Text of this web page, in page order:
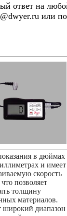
ответ на
или по
в дюймах
и имеет
скорость
что позволяет
толщину
материалов.
широкий диапазон